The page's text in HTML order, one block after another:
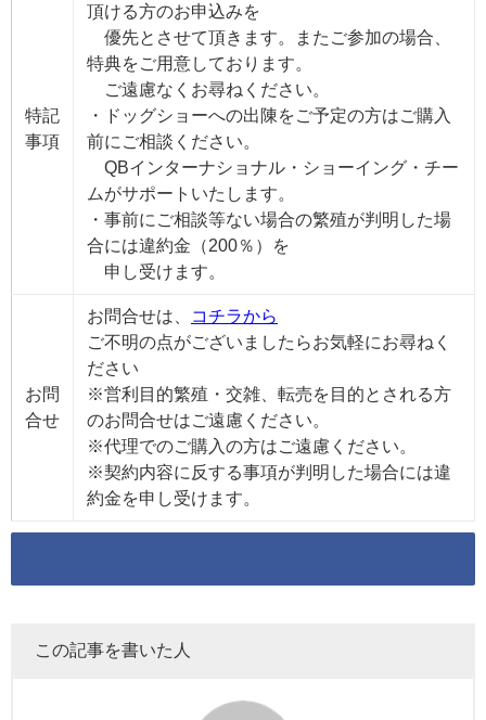
特記
事項
頂ける方のお申込みを
優先とさせて頂きます。またご参加の場合、
特典をご用意しております。
ご遠慮なくお尋ねください。
・ドッグショーへの出陳をご予定の方はご購入
前にご相談ください。
QBインターナショナル・ショーイング・チー
ムがサポートいたします。
・事前にご相談等ない場合の繁殖が判明した場
合には違約金（200％）を
申し受けます。
お問
合せ
お問合せは、
コチラから
ご不明の点がございましたらお気軽にお尋ねく
ださい
※営利目的繁殖・交雑、転売を目的とされる方
のお問合せはご遠慮ください。
※代理でのご購入の方はご遠慮ください。
※契約内容に反する事項が判明した場合には違
約金を申し受けます。
この記事を書いた人